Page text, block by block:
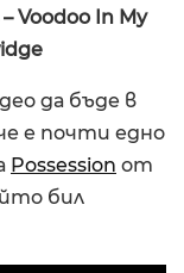
Voodoo In My
да бъде в
е почти едно
Possession от
бил